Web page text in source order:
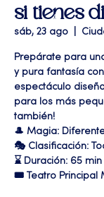
si tienes
sáb, 23 ago
Prepárate para
y pura fantasía
espectáculo
para los más
también!
🎩 Magia:
🎭 Clasificación:
⌛ Duración: 65
🎟 Teatro Principal